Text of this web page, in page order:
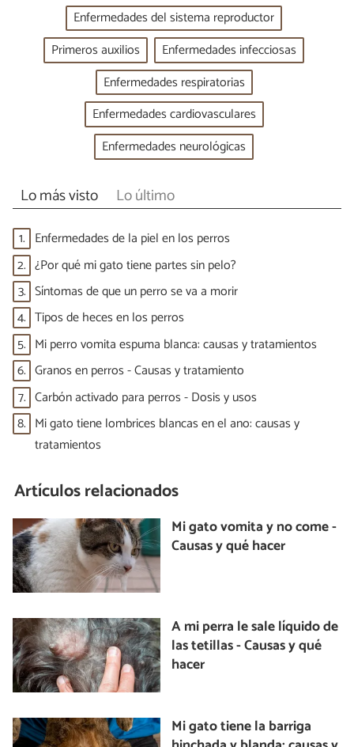
Enfermedades del sistema reproductor
Primeros auxilios
Enfermedades infecciosas
Enfermedades respiratorias
Enfermedades cardiovasculares
Enfermedades neurológicas
Lo más visto Lo último
1. Enfermedades de la piel en los perros
2. ¿Por qué mi gato tiene partes sin pelo?
3. Síntomas de que un perro se va a morir
4. Tipos de heces en los perros
5. Mi perro vomita espuma blanca: causas y tratamientos
6. Granos en perros - Causas y tratamiento
7. Carbón activado para perros - Dosis y usos
8. Mi gato tiene lombrices blancas en el ano: causas y
tratamientos
Artículos relacionados
Mi gato vomita y no come -
Causas y qué hacer
A mi perra le sale líquido de
las tetillas - Causas y qué
hacer
Mi gato tiene la barriga